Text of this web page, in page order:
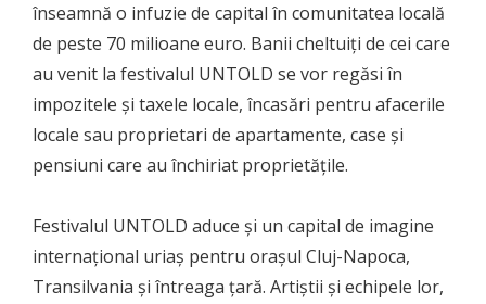
înseamnă o infuzie de capital în comunitatea locală
de peste 70 milioane euro. Banii cheltuiți de cei care
au venit la festivalul UNTOLD se vor regăsi în
impozitele și taxele locale, încasări pentru afacerile
locale sau proprietari de apartamente, case și
pensiuni care au închiriat proprietățile.
Festivalul UNTOLD aduce și un capital de imagine
internațional uriaș pentru orașul Cluj-Napoca,
Transilvania și întreaga țară. Artiștii și echipele lor,